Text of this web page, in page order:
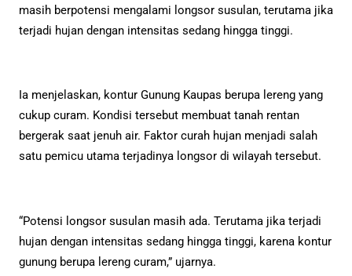
masih berpotensi mengalami longsor susulan, terutama jika
terjadi hujan dengan intensitas sedang hingga tinggi.
Ia menjelaskan, kontur Gunung Kaupas berupa lereng yang
cukup curam. Kondisi tersebut membuat tanah rentan
bergerak saat jenuh air. Faktor curah hujan menjadi salah
satu pemicu utama terjadinya longsor di wilayah tersebut.
“Potensi longsor susulan masih ada. Terutama jika terjadi
hujan dengan intensitas sedang hingga tinggi, karena kontur
gunung berupa lereng curam,” ujarnya.